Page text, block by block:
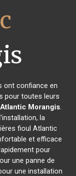
ont confiance en
pour toutes leurs
Morangis.
la
fioul Atlantic
et efficace
pour
une panne de
une installation